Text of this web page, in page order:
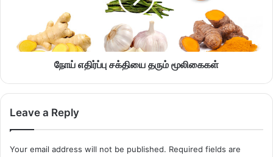
நோய் எதிர்ப்பு சக்தியை தரும் மூலிகைகள்
Leave a Reply
Your email address will not be published. Required fields are